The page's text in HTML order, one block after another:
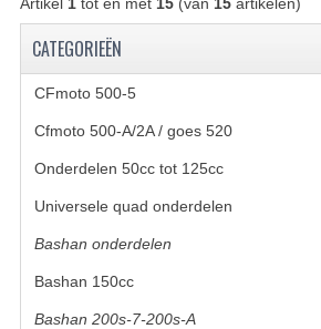
WIEL OPHANGING
WIELEN EN BANDEN
ACCESSOIRES
GEREEDSCHAP
BRANDSTOF SYSTEEM
CATEGORIEËN
CFmoto 500-5(5)
Cfmoto 500-A/2A / goes 520(347)
Onderdelen 50cc tot 125cc(49)
Universele quad onderdelen
Bashan onderdelen
Bashan 150cc(36)
Bashan 200s-7-200s-A(481)